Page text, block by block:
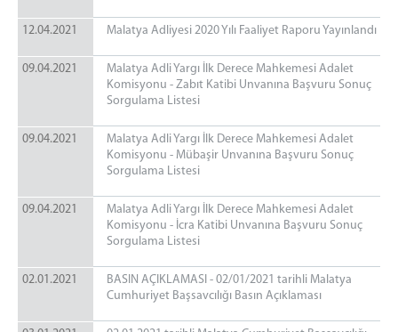
12.04.2021 Malatya Adliyesi 2020 Yılı Faaliyet Raporu Yayınlandı
09.04.2021
Malatya Adli Yargı İlk Derece Mahkemesi Adalet
Komisyonu - Zabıt Katibi Unvanına Başvuru Sonuç
Sorgulama Listesi
09.04.2021
Malatya Adli Yargı İlk Derece Mahkemesi Adalet
Komisyonu - Mübaşir Unvanına Başvuru Sonuç
Sorgulama Listesi
09.04.2021
Malatya Adli Yargı İlk Derece Mahkemesi Adalet
Komisyonu - İcra Katibi Unvanına Başvuru Sonuç
Sorgulama Listesi
02.01.2021
BASIN AÇIKLAMASI - 02/01/2021 tarihli Malatya
Cumhuriyet Başsavcılığı Basın Açıklaması